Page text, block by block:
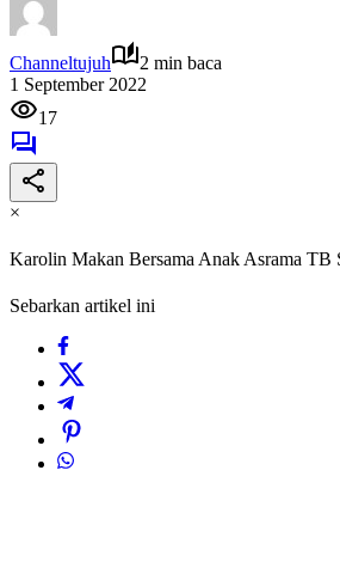
Channeltujuh
2 min baca
1 September 2022
17
×
Karolin Makan Bersama Anak Asrama TB
Sebarkan artikel ini